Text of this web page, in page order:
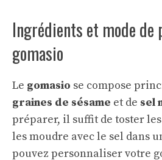
Ingrédients et mode de
gomasio
Le gomasio se compose
graines de sésame et de sel
préparer, il suffit de toster
les moudre avec le sel dans
pouvez personnaliser votre